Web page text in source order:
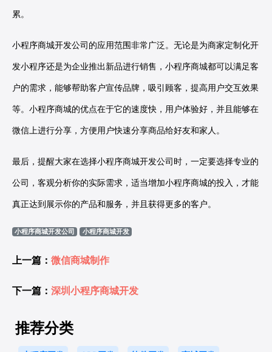
累。
小程序商城开发公司的应用范围非常广泛。无论是为商家定制化开
发小程序还是为企业推出新品进行销售，小程序商城都可以满足客
户的需求，能够帮助客户宣传品牌，吸引顾客，提高用户交互效果
等。小程序商城的优点在于它的速度快，用户体验好，并且能够在
微信上进行分享，方便用户快速分享商品给好友和家人。
最后，提醒大家在选择小程序商城开发公司时，一定要选择专业的
公司，客观分析你的实际需求，适当增加小程序商城的投入，才能
真正达到展示你的产品和服务，并且获得更多的客户。
小程序商城开发公司 小程序商城开发
上一篇： 微信商城制作
下一篇： 深圳小程序商城开发
推荐分类